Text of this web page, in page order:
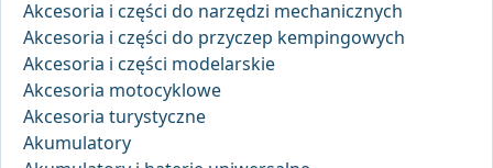
Akcesoria i części do narzędzi mechanicznych
Akcesoria i części do przyczep kempingowych
Akcesoria i części modelarskie
Akcesoria motocyklowe
Akcesoria turystyczne
Akumulatory